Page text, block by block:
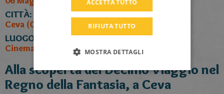
CITTÀ:
Ceva (CN)
LUOGO:
Cinema Sala Borsi
Alla scoperta del Decimo Viaggio nel
Regno della Fantasia, a Ceva
DUTCH
ACCETTA TUTTO
RIFIUTA TUTTO
MOSTRA DETTAGLI